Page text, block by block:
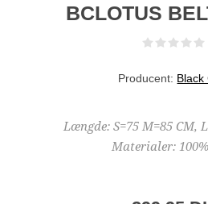
BCLOTUS
Producent: Black
Længde: S=75 M=85 CM,
Materialer: